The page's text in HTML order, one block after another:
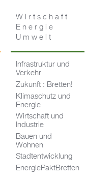
Wirtschaft
Energie
Umwelt
Infrastruktur und
Verkehr
Zukunft : Bretten!
Klimaschutz und
Energie
Wirtschaft und
Industrie
Bauen und
Wohnen
Stadtentwicklung
EnergiePaktBretten